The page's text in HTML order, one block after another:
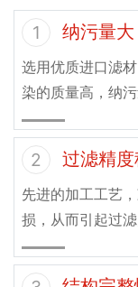
1 纳污量大
选用优质进口滤
染的质量高，纳
2 过滤精度
先进的加工工艺
损，从而引起过